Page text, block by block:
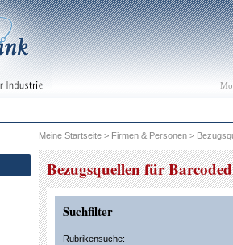
Meine Startseite > Firmen & Personen >
Bezugsquellen für
Suchfilter
Rubrikensuche: